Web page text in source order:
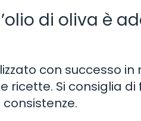
di oliva è
con successo
ricette. Si consiglia